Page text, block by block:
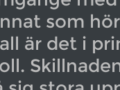
som
är det i